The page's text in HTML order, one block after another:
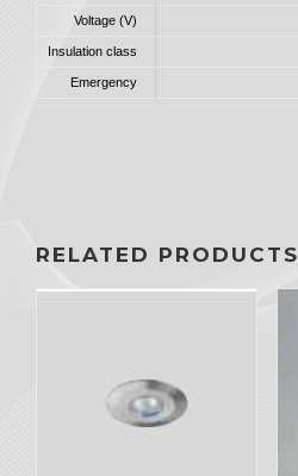
Voltage (V)
Insulation class
Emergency
RELATED PRODUCTS